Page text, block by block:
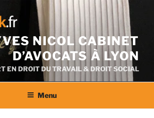
NICOL CABINET
D’AVOCATS À LYON
EN DROIT DU TRAVAIL & DROIT SOCIAL
Menu